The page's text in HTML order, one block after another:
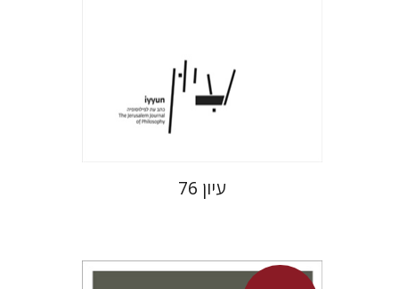
הנחת אתר ספר מודפס
$35
$32
עיון 76